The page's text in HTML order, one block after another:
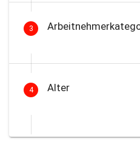
3
4 Alter